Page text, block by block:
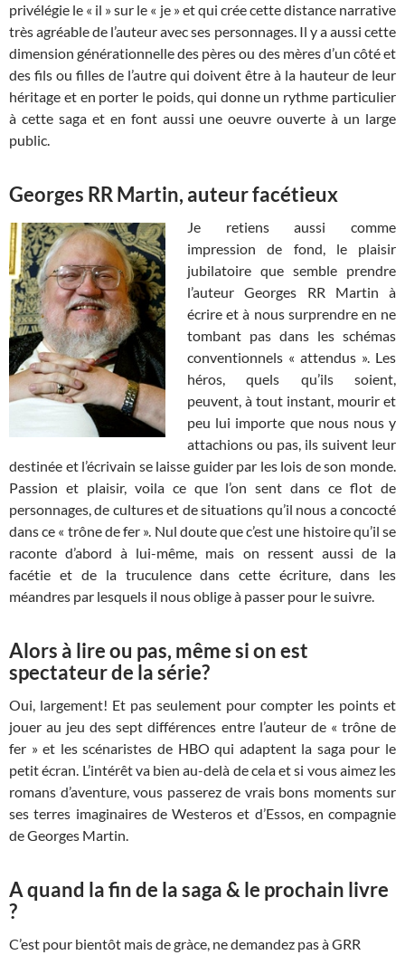
privélégie le « il » sur le « je » et qui crée cette distance narrative
très agréable de l’auteur avec ses personnages. Il y a aussi cette
dimension générationnelle des pères ou des mères d’un côté et
des fils ou filles de l’autre qui doivent être à la hauteur de leur
héritage et en porter le poids, qui donne un rythme particulier
à cette saga et en font aussi une oeuvre ouverte à un large
public.
Georges RR Martin, auteur facétieux
Je retiens aussi comme
impression de fond, le plaisir
jubilatoire que semble prendre
l’auteur Georges RR Martin à
écrire et à nous surprendre en ne
tombant pas dans les schémas
conventionnels « attendus ». Les
héros, quels qu’ils soient,
peuvent, à tout instant, mourir et
peu lui importe que nous nous y
attachions ou pas, ils suivent leur
destinée et l’écrivain se laisse guider par les lois de son monde.
Passion et plaisir, voila ce que l’on sent dans ce flot de
personnages, de cultures et de situations qu’il nous a concocté
dans ce « trône de fer ». Nul doute que c’est une histoire qu’il se
raconte d’abord à lui-même, mais on ressent aussi de la
facétie et de la truculence dans cette écriture, dans les
méandres par lesquels il nous oblige à passer pour le suivre.
Alors à lire ou pas, même si on est
spectateur de la série?
Oui, largement! Et pas seulement pour compter les points et
jouer au jeu des sept différences entre l’auteur de « trône de
fer » et les scénaristes de HBO qui adaptent la saga pour le
petit écran. L’intérêt va bien au-delà de cela et si vous aimez les
romans d’aventure, vous passerez de vrais bons moments sur
ses terres imaginaires de Westeros et d’Essos, en compagnie
de Georges Martin.
A quand la fin de la saga & le prochain livre
?
C’est pour bientôt mais de gràce, ne demandez pas à GRR